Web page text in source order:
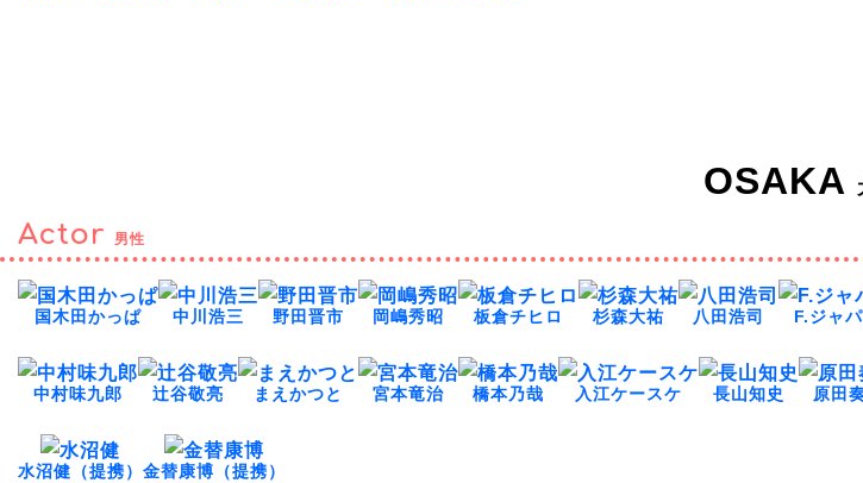
OSAKA
Actor 男性
国木田かっぱ 中川浩三 野田晋市 岡嶋秀昭 板倉チヒロ 杉森大祐 八田浩司 F.ジャ
中村味九郎 辻谷敬亮 まえかつと 宮本竜治 橋本乃哉 入江ケースケ 長山知史 原田
水沼健（提携） 金替康博（提携）